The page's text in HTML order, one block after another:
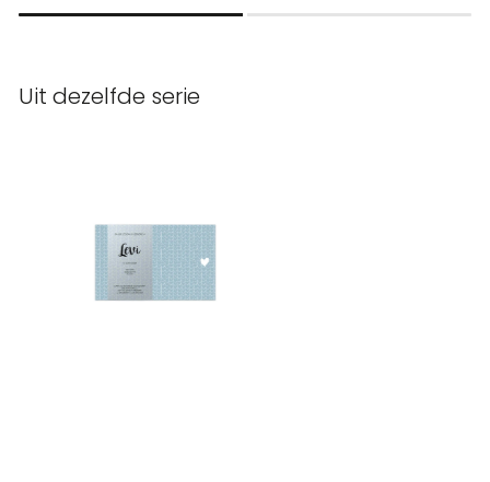
Uit dezelfde serie